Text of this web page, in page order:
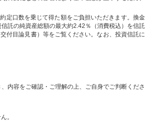
定口数を乗じて得た額をご負担いただきます。換金
託の純資産総額の最大約2.42％（消費税込）を信託
付目論見書）等をご覧ください。なお、投資信託に
内容をご確認・ご理解の上、ご自身でご判断くださ
。